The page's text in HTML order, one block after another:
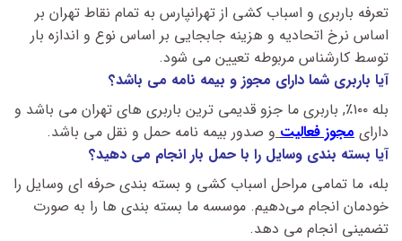
تعرفه باربری و اسباب کشی از تهرانپارس به تمام نقاط تهران بر
اساس نرخ اتحادیه و هزینه جابجایی بر اساس نوع و اندازه بار
توسط کارشناس مربوطه تعیین می شود.
آیا باربری شما دارای مجوز و بیمه نامه می باشد؟
بله ۱۰۰٪, باربری ما جزو قدیمی ترین باربری های تهران می باشد و
دارای مجوز فعالیت و صدور بیمه نامه حمل و نقل می باشد.
آیا بسته بندی وسایل را با حمل بار انجام می دهید؟
بله، ما تمامی مراحل اسباب‌ کشی و بسته‌ بندی حرفه‌ ای وسایل را
خودمان انجام می‌دهیم. موسسه ما بسته‌ بندی‌ ها را به‌ صورت
تضمینی انجام می‌ دهد.